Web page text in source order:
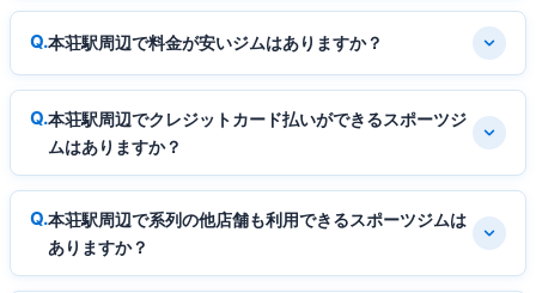
本荘駅周辺で料金が安いジムはありますか？
本荘駅周辺でクレジットカード払いができるスポーツジ
ムはありますか？
本荘駅周辺で系列の他店舗も利用できるスポーツジムは
ありますか？